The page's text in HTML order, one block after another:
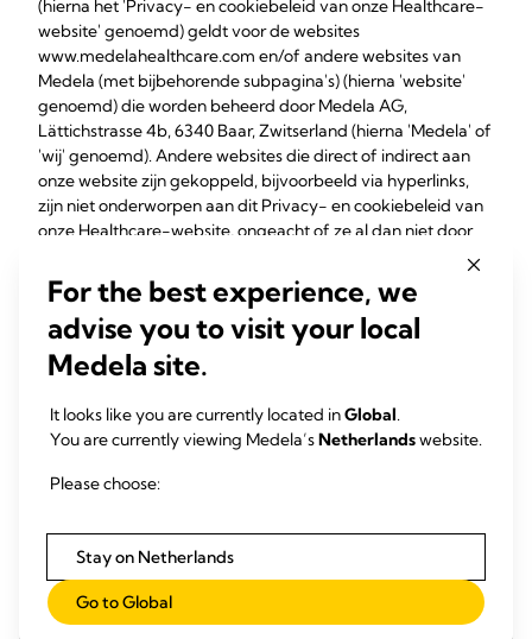
(hierna het 'Privacy- en cookiebeleid van onze Healthcare-
website' genoemd) geldt voor de websites
www.medelahealthcare.com en/of andere websites van
Medela (met bijbehorende subpagina's) (hierna 'website'
genoemd) die worden beheerd door Medela AG,
Lättichstrasse 4b, 6340 Baar, Zwitserland (hierna 'Medela' of
'wij' genoemd). Andere websites die direct of indirect aan
onze website zijn gekoppeld, bijvoorbeeld via hyperlinks,
zijn niet onderworpen aan dit Privacy- en cookiebeleid van
onze Healthcare-website, ongeacht of ze al dan niet door
Medela worden beheerd.
Dit Privacy- en cookiebeleid van onze Healthcare-website
regelt hoe wij uw persoonsgegevens verzamelen,
verwerken en gebruiken wanneer u onze website bezoekt
en/of op onze website reageert, en legt onze werkwijzen op
het vlak van cookies uit, met inbegrip van welke soorten
cookies wij gebruiken en hoe u deze kunt beheren.
Privacy- en cookiebeleid van onze Healthcare-website,
laatst herzien op 01 juli 2023.
1. Verzamelen, verwerken en gebruiken van uw
persoonsgegevens
For the best experience, we
advise you to visit your local
Medela site.
It looks like you are currently located inGlobal.
You are currently viewing Medela’sNetherlandswebsite.
Please choose:
Stay on Netherlands
Go to Global